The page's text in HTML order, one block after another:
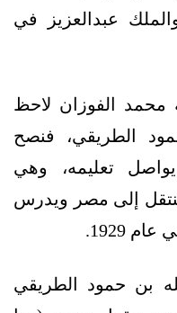
عبدالعزيز في
محمد الفوزان لاحظ
الطريقي، فنصح
تعليمه، وهي
إلى مصر ويدرس
1929.
بن حمود الطريقي